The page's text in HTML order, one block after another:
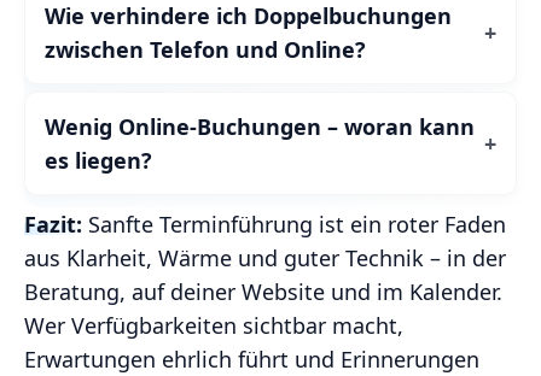
Wie verhindere ich Doppelbuchungen
zwischen Telefon und Online?
Wenig Online-Buchungen – woran kann
es liegen?
Fazit: Sanfte Terminführung ist ein roter Faden
aus Klarheit, Wärme und guter Technik – in der
Beratung, auf deiner Website und im Kalender.
Wer Verfügbarkeiten sichtbar macht,
Erwartungen ehrlich führt und Erinnerungen